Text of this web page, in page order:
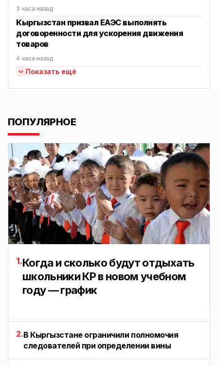
3 часа назад
Кыргызстан призвал ЕАЭС выполнять
договоренности для ускорения движения
товаров
4 часа назад
Показать ещё
ПОПУЛЯРНОЕ
1.Когда и сколько будут отдыхать
школьники КР в новом учебном
году — график
2.В Кыргызстане ограничили полномочия
следователей при определении вины